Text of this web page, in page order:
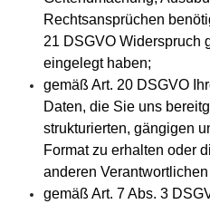
Rechtsansprüchen
21 DSGVO Widerspruch
eingelegt haben;
gemäß Art. 20 DSGVO
Daten, die Sie uns
strukturierten, gängigen
Format zu erhalten oder
anderen
gemäß Art. 7 Abs. 3